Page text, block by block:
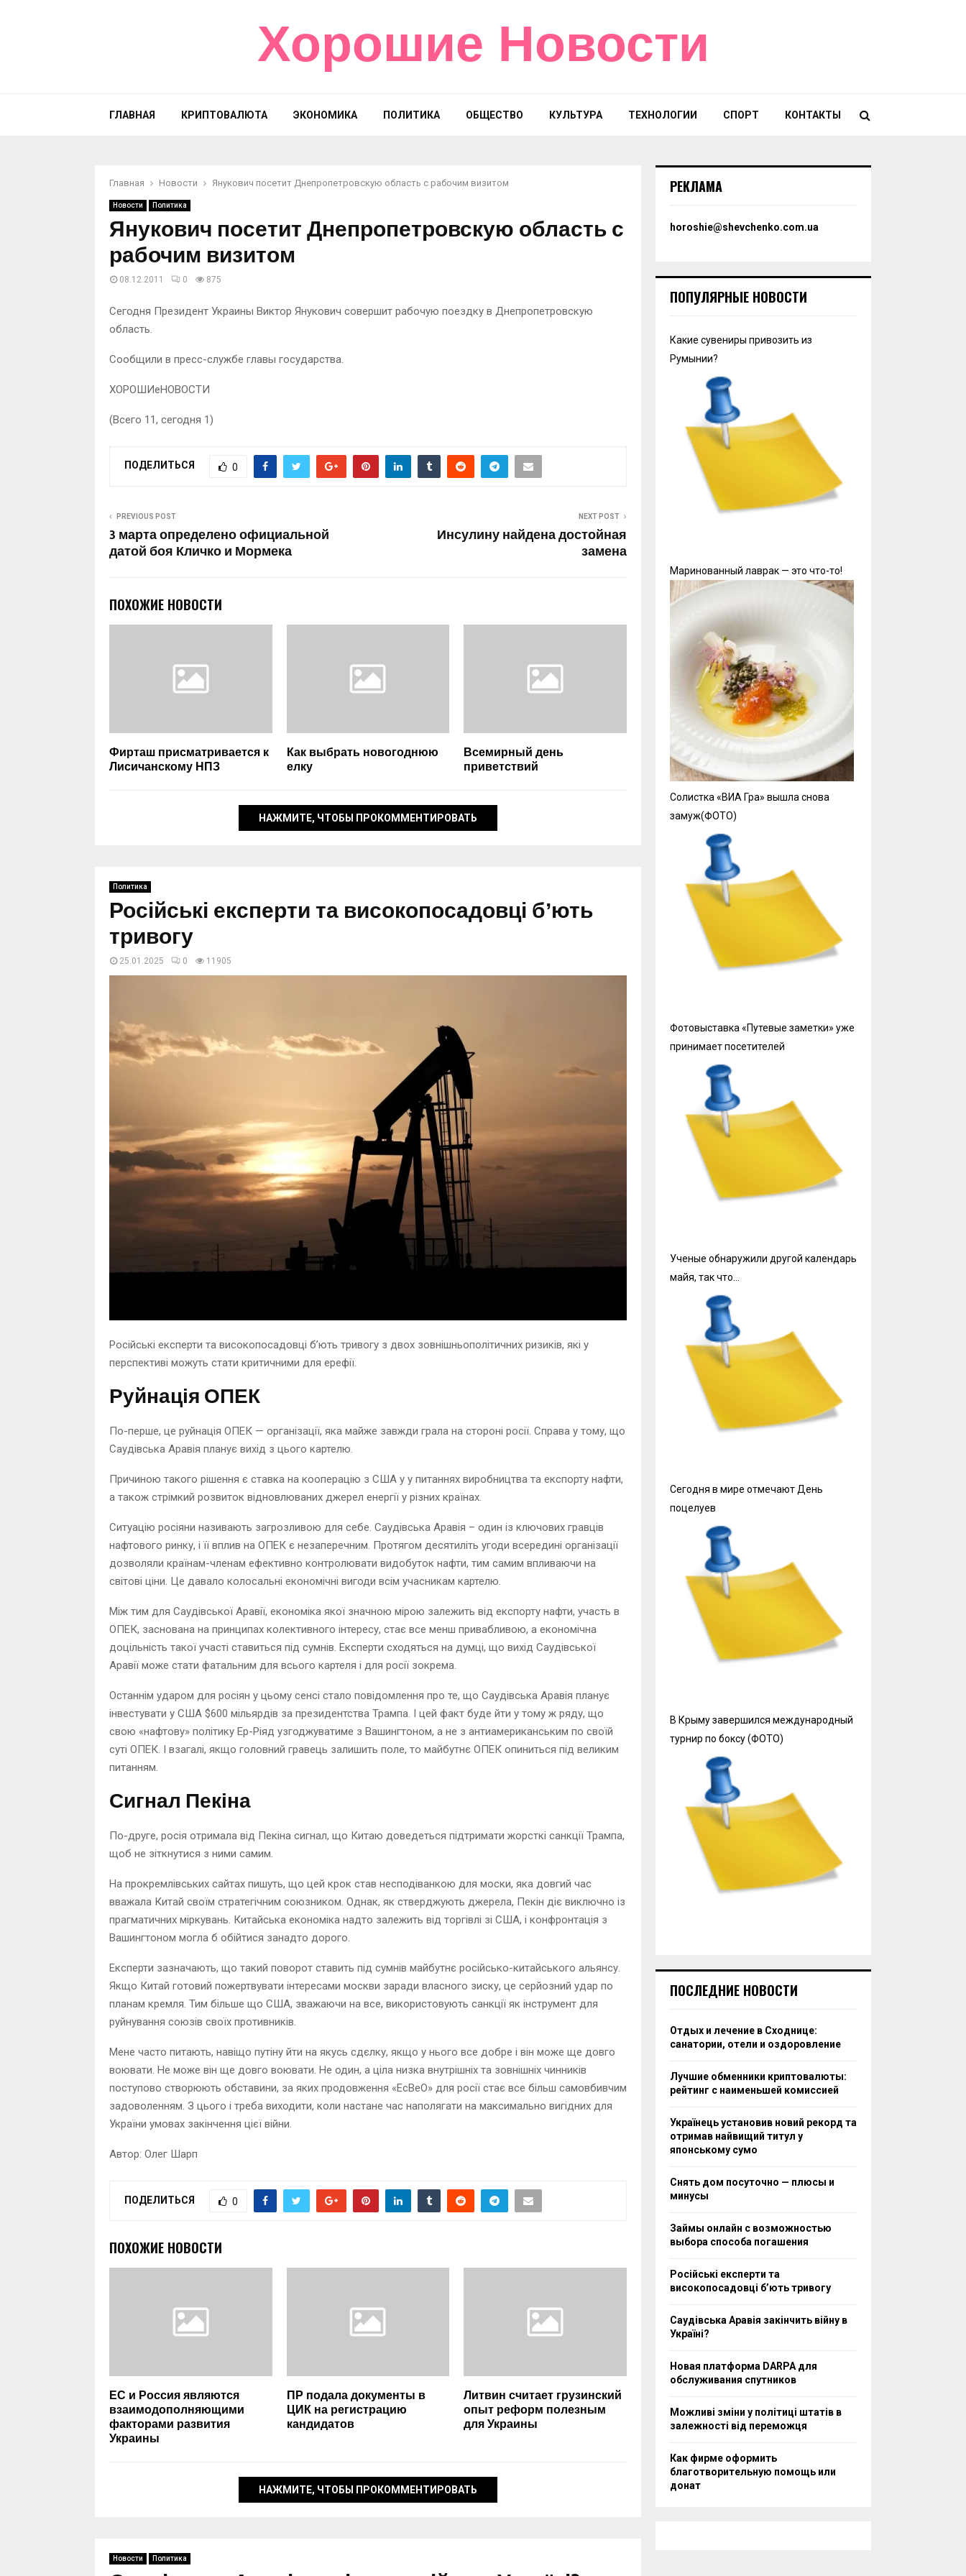
Хорошие Новости
ГЛАВНАЯ КРИПТОВАЛЮТА ЭКОНОМИКА ПОЛИТИКА ОБЩЕСТВО КУЛЬТУРА ТЕХНОЛОГИИ СПОРТ КОНТАКТЫ
Главная Новости Янукович посетит Днепропетровскую область с рабочим визитом
Новости Политика
Янукович посетит Днепропетровскую область с
рабочим визитом
08.12.2011 0 875
Сегодня Президент Украины Виктор Янукович совершит рабочую поездку в Днепропетровскую
область.
Сообщили в пресс-службе главы государства.
ХОРОШИеНОВОСТИ
(Всего 11, сегодня 1)
ПОДЕЛИТЬСЯ 0
PREVIOUS POST
3 марта определено официальной
датой боя Кличко и Мормека
NEXT POST
Инсулину найдена достойная
замена
ПОХОЖИЕ НОВОСТИ
Фирташ присматривается к
Лисичанскому НПЗ
Как выбрать новогоднюю
елку
Всемирный день
приветствий
НАЖМИТЕ, ЧТОБЫ ПРОКОММЕНТИРОВАТЬ
Политика
Російські експерти та високопосадовці бʼють
тривогу
25.01.2025 0 11905
Російські експерти та високопосадовці бʼють тривогу з двох зовнішньополітичних ризиків, які у
перспективі можуть стати критичними для ерефії.
Руйнація ОПЕК
По-перше, це руйнація ОПЕК — організації, яка майже завжди грала на стороні росії. Справа у тому, що
Саудівська Аравія планує вихід з цього картелю.
Причиною такого рішення є ставка на кооперацію з США у у питаннях виробництва та експорту нафти,
а також стрімкий розвиток відновлюваних джерел енергії у різних країнах.
Ситуацію росіяни називають загрозливою для себе. Саудівська Аравія – один із ключових гравців
нафтового ринку, і її вплив на ОПЕК є незаперечним. Протягом десятиліть угоди всередині організації
дозволяли країнам-членам ефективно контролювати видобуток нафти, тим самим впливаючи на
світові ціни. Це давало колосальні економічні вигоди всім учасникам картелю.
Між тим для Саудівської Аравії, економіка якої значною мірою залежить від експорту нафти, участь в
ОПЕК, заснована на принципах колективного інтересу, стає все менш привабливою, а економічна
доцільність такої участі ставиться під сумнів. Експерти сходяться на думці, що вихід Саудівської
Аравії може стати фатальним для всього картеля і для росії зокрема.
Останнім ударом для росіян у цьому сенсі стало повідомлення про те, що Саудівська Аравія планує
інвестувати у США $600 мільярдів за президентства Трампа. І цей факт буде йти у тому ж ряду, що
свою «нафтову» політику Ер-Ріяд узгоджуватиме з Вашингтоном, а не з антиамериканським по своїй
суті ОПЕК. І взагалі, якщо головний гравець залишить поле, то майбутнє ОПЕК опиниться під великим
питанням.
Сигнал Пекіна
По-друге, росія отримала від Пекіна сигнал, що Китаю доведеться підтримати жорсткі санкції Трампа,
щоб не зіткнутися з ними самим.
На прокремлівських сайтах пишуть, що цей крок став несподіванкою для моски, яка довгий час
вважала Китай своїм стратегічним союзником. Однак, як стверджують джерела, Пекін діє виключно із
прагматичних міркувань. Китайська економіка надто залежить від торгівлі зі США, і конфронтація з
Вашингтоном могла б обійтися занадто дорого.
Експерти зазначають, що такий поворот ставить під сумнів майбутнє російсько-китайського альянсу.
Якщо Китай готовий пожертвувати інтересами москви заради власного зиску, це серйозний удар по
планам кремля. Тим більше що США, зважаючи на все, використовують санкції як інструмент для
руйнування союзів своїх противників.
Мене часто питають, навіщо путіну йти на якусь сдєлку, якщо у нього все добре і він може ще довго
воювати. Не може він ще довго воювати. Не один, а ціла низка внутрішніх та зовнішніх чинників
поступово створюють обставини, за яких продовження «ЕсВеО» для росії стає все більш самовбивчим
задоволенням. З цього і треба виходити, коли настане час наполягати на максимально вигідних для
України умовах закінчення цієї війни.
Автор: Олег Шарп
ПОДЕЛИТЬСЯ 0
ПОХОЖИЕ НОВОСТИ
ЕС и Россия являются
взаимодополняющими
факторами развития
Украины
ПР подала документы в
ЦИК на регистрацию
кандидатов
Литвин считает грузинский
опыт реформ полезным
для Украины
НАЖМИТЕ, ЧТОБЫ ПРОКОММЕНТИРОВАТЬ
Новости Политика
РЕКЛАМА
horoshie@shevchenko.com.ua
ПОПУЛЯРНЫЕ НОВОСТИ
Какие сувениры привозить из
Румынии?
Маринованный лаврак — это что-то!
Солистка «ВИА Гра» вышла снова
замуж(ФОТО)
Фотовыставка «Путевые заметки» уже
принимает посетителей
Ученые обнаружили другой календарь
майя, так что…
Сегодня в мире отмечают День
поцелуев
В Крыму завершился международный
турнир по боксу (ФОТО)
ПОСЛЕДНИЕ НОВОСТИ
Отдых и лечение в Сходнице:
санатории, отели и оздоровление
Лучшие обменники криптовалюты:
рейтинг с наименьшей комиссией
Українець установив новий рекорд та
отримав найвищий титул у
японському сумо
Снять дом посуточно — плюсы и
минусы
Займы онлайн с возможностью
выбора способа погашения
Російські експерти та
високопосадовці бʼють тривогу
Саудівська Аравія закінчить війну в
Україні?
Новая платформа DARPA для
обслуживания спутников
Можливі зміни у політиці штатів в
залежності від переможця
Как фирме оформить
благотворительную помощь или
донат